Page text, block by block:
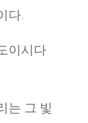
다.
이시다
는 그 빛